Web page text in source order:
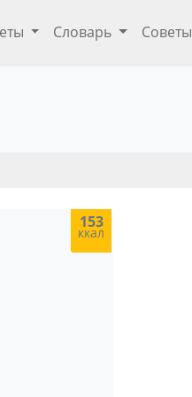
Словарь Советы
153
ккал